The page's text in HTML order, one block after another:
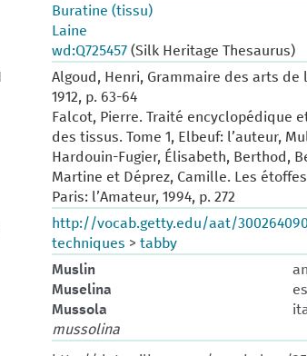
Buratine (tissu)
Laine
wd:Q725457 (Silk Heritage Thesaurus)
Algoud, Henri, Grammaire des arts de
1912, p. 63-64
Falcot, Pierre. Traité encyclopédique
des tissus. Tome 1, Elbeuf: l’auteur,
Hardouin-Fugier, Élisabeth, Berthod,
Martine et Déprez, Camille. Les
Paris: l’Amateur, 1994, p. 272
http://vocab.getty.edu/aat/300264090
techniques > tabby
Muslin
Muselina
Mussola
mussolina